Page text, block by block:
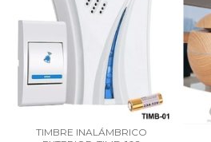
TIMBRE INALÁMBRICO